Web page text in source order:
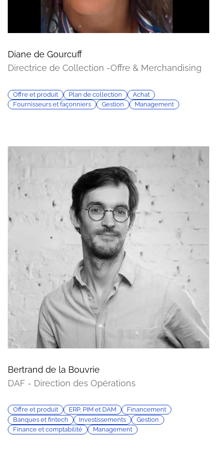
Diane de Gourcuff
Directrice de Collection -Offre & Merchandising
Offre et produit Plan de collection
Achat
Fournisseurs et façonniers
Gestion Management
Bertrand de la Bouvrie
DAF - Direction des Opérations
Offre et produit ERP, PIM et DAM
Financement
Banques et fintech
Investissements
Gestion
Finance et comptabilité
Management